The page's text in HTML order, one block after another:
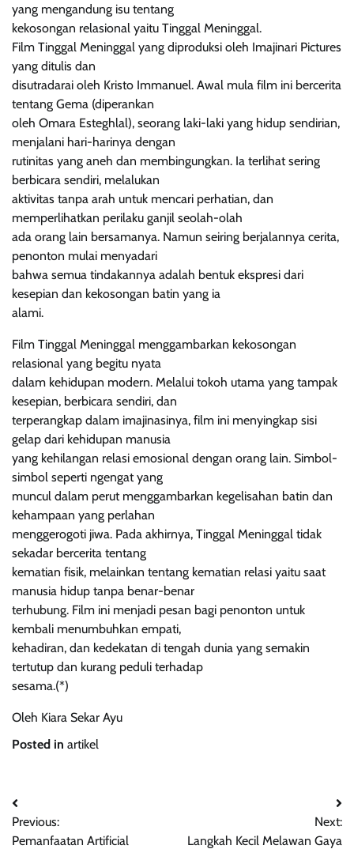
yang mengandung isu tentang
kekosongan relasional yaitu Tinggal Meninggal.
Film Tinggal Meninggal yang diproduksi oleh Imajinari Pictures
yang ditulis dan
disutradarai oleh Kristo Immanuel. Awal mula film ini bercerita
tentang Gema (diperankan
oleh Omara Esteghlal), seorang laki-laki yang hidup sendirian,
menjalani hari-harinya dengan
rutinitas yang aneh dan membingungkan. Ia terlihat sering
berbicara sendiri, melalukan
aktivitas tanpa arah untuk mencari perhatian, dan
memperlihatkan perilaku ganjil seolah-olah
ada orang lain bersamanya. Namun seiring berjalannya cerita,
penonton mulai menyadari
bahwa semua tindakannya adalah bentuk ekspresi dari
kesepian dan kekosongan batin yang ia
alami.
Film Tinggal Meninggal menggambarkan kekosongan
relasional yang begitu nyata
dalam kehidupan modern. Melalui tokoh utama yang tampak
kesepian, berbicara sendiri, dan
terperangkap dalam imajinasinya, film ini menyingkap sisi
gelap dari kehidupan manusia
yang kehilangan relasi emosional dengan orang lain. Simbol-
simbol seperti ngengat yang
muncul dalam perut menggambarkan kegelisahan batin dan
kehampaan yang perlahan
menggerogoti jiwa. Pada akhirnya, Tinggal Meninggal tidak
sekadar bercerita tentang
kematian fisik, melainkan tentang kematian relasi yaitu saat
manusia hidup tanpa benar-benar
terhubung. Film ini menjadi pesan bagi penonton untuk
kembali menumbuhkan empati,
kehadiran, dan kedekatan di tengah dunia yang semakin
tertutup dan kurang peduli terhadap
sesama.(*)
Oleh Kiara Sekar Ayu
Posted in artikel
Post
navigation
Previous:
Pemanfaatan Artificial
Next:
Langkah Kecil Melawan Gaya